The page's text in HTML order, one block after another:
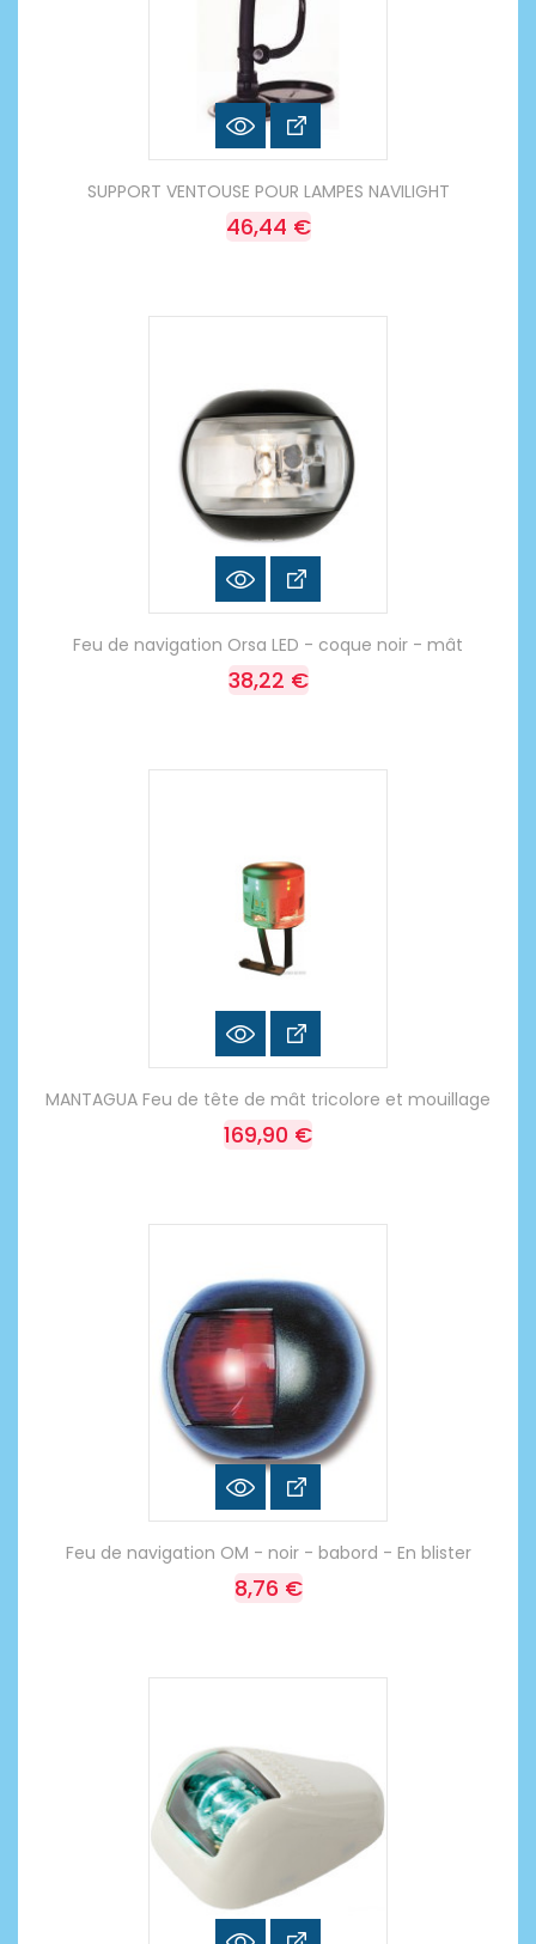
SUPPORT VENTOUSE POUR LAMPES NAVILIGHT
46,44 €
Feu de navigation Orsa LED - coque noir - mât
38,22 €
MANTAGUA Feu de tête de mât tricolore et mouillage
169,90 €
Feu de navigation OM - noir - babord - En blister
8,76 €